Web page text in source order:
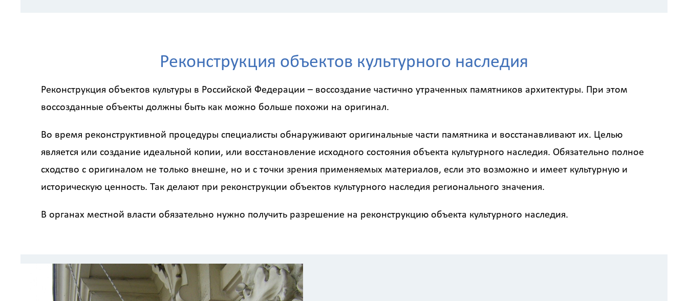
Реконструкция объектов культурного наследия
Реконструкция объектов культуры в Российской Федерации – воссоздание частично утраченных памятников архитектуры. При этом
воссозданные объекты должны быть как можно больше похожи на оригинал.
Во время реконструктивной процедуры специалисты обнаруживают оригинальные части памятника и восстанавливают их. Целью
является или создание идеальной копии, или восстановление исходного состояния объекта культурного наследия. Обязательно полное
сходство с оригиналом не только внешне, но и с точки зрения применяемых материалов, если это возможно и имеет культурную и
историческую ценность. Так делают при реконструкции объектов культурного наследия регионального значения.
В органах местной власти обязательно нужно получить разрешение на реконструкцию объекта культурного наследия.